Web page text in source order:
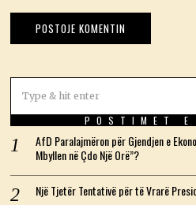
POSTIMET
AfD Paralajmëron për Gjendjen e
Mbyllen në Çdo Një Orë”?
Një Tjetër Tentativë për të Vrarë